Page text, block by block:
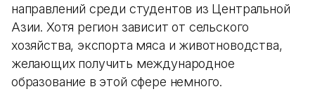
направлений среди студентов из Центральной
Азии. Хотя регион зависит от сельского
хозяйства, экспорта мяса и животноводства,
желающих получить международное
образование в этой сфере немного.